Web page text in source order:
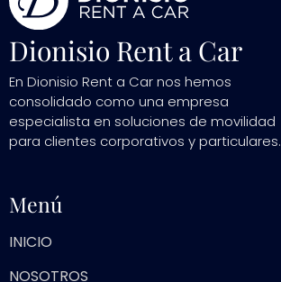
Dionisio Rent a Car
En Dionisio Rent a Car nos hemos
consolidado como una empresa
especialista en soluciones de movilidad
para clientes corporativos y particulares.
Menú
INICIO
NOSOTROS